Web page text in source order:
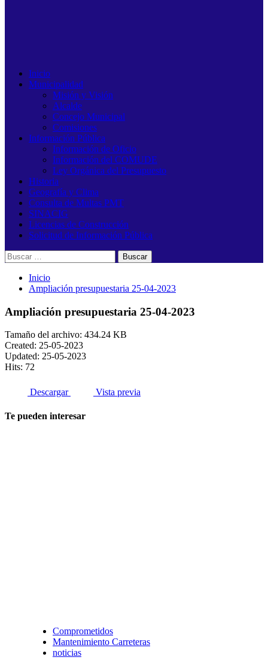
Inicio
Municipalidad
Misión y Visión
Alcalde
Concejo Municipal
Comisiones
Información Pública
Información de Oficio
Información del COMUDE
Ley Orgánica del Presupuesto
Historia
Geografía y Clima
Consulta de Multas PMT
SINACIG
Licencias de Construcción
Solicitud de Información Pública
Buscar:
Inicio
Ampliación presupuestaria 25-04-2023
Ampliación presupuestaria 25-04-2023
Tamaño del archivo: 434.24 KB
Created: 25-05-2023
Updated: 25-05-2023
Hits: 72
Descargar Vista previa
Te pueden interesar
Comprometidos
Mantenimiento Carreteras
noticias